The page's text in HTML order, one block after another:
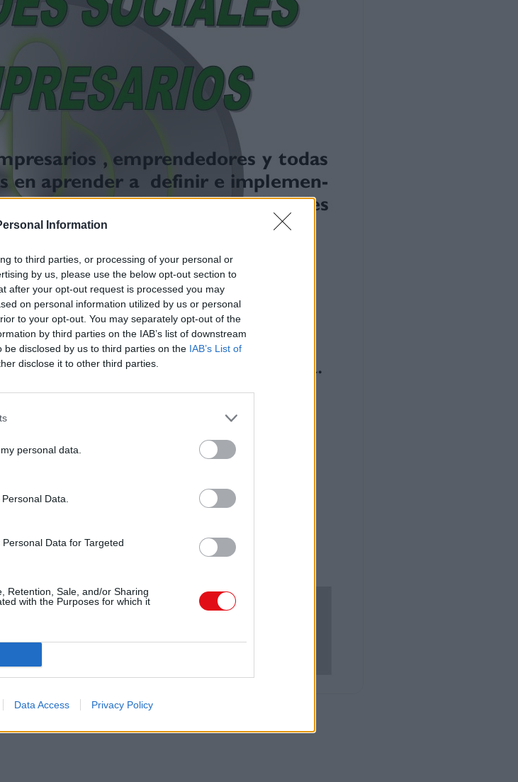
Information
to third parties, or processing of your personal or
by us, please use the below opt-out section to
after your opt-out request is processed you may
on personal information utilized by us or personal
to your opt-out. You may separately opt-out of the
by third parties on the IAB’s list of downstream
disclosed by us to third parties on the IAB’s List of
disclose it to other third parties.
personal data.
Data.
Data for Targeted
Retention, Sale, and/or Sharing
with the Purposes for which it
Data Access Privacy Policy